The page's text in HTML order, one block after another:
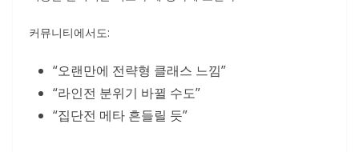
커뮤니티에서도:
“오랜만에 전략형 클래스 느낌”
“라인전 분위기 바뀔 수도”
“집단전 메타 흔들릴 듯”